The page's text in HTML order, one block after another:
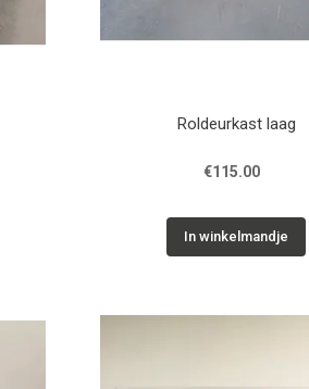
Roldeurkast laag
€115.00
In winkelmandje